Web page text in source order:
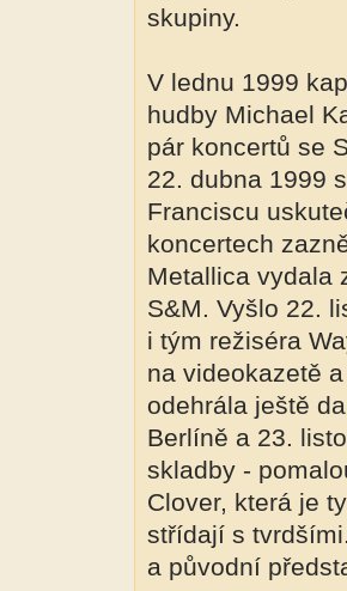
skupiny.
V lednu 1999
hudby Michael
pár koncertů se
22. dubna 1999
Franciscu
koncertech
Metallica vydala
S&M. Vyšlo 22.
i tým režiséra
na videokazetě
odehrála ještě
Berlíně a 23.
skladby -
Clover, která je
střídají s
a původní